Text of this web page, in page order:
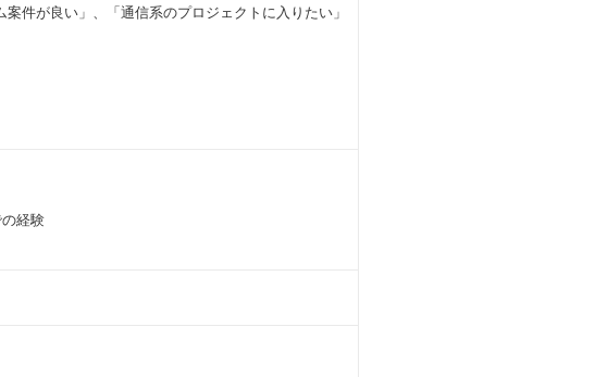
件が良い」、「通信系のプロジェクトに入りたい」
経験